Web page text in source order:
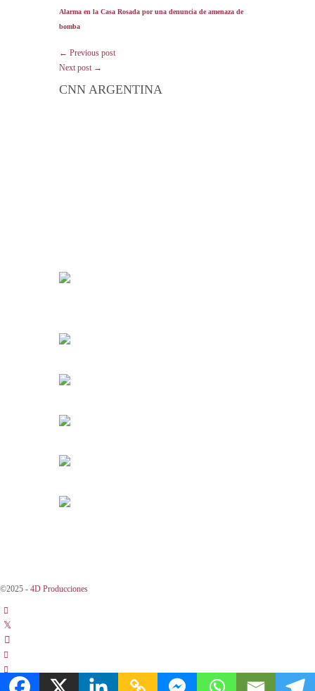
Alarma en la Casa Rosada por una denuncia de amenaza de
bomba
← Previous post
Next post →
CNN ARGENTINA
©2025 - 4D Producciones